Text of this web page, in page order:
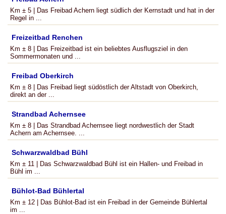
Km ± 5 | Das Freibad Achern liegt südlich der Kernstadt und hat in der
Regel in ...
Freizeitbad Renchen
Km ± 8 | Das Freizeitbad ist ein beliebtes Ausflugsziel in den
Sommermonaten und ...
Freibad Oberkirch
Km ± 8 | Das Freibad liegt südöstlich der Altstadt von Oberkirch,
direkt an der ...
Strandbad Achernsee
Km ± 8 | Das Strandbad Achernsee liegt nordwestlich der Stadt
Achern am Achernsee. ...
Schwarzwaldbad Bühl
Km ± 11 | Das Schwarzwaldbad Bühl ist ein Hallen- und Freibad in
Bühl im ...
Bühlot-Bad Bühlertal
Km ± 12 | Das Bühlot-Bad ist ein Freibad in der Gemeinde Bühlertal
im ...